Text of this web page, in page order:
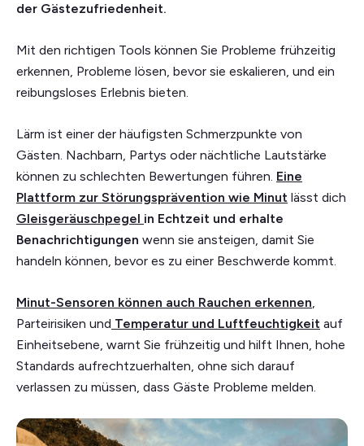
der Gästezufriedenheit.
Mit den richtigen Tools können Sie Probleme frühzeitig
erkennen, Probleme lösen, bevor sie eskalieren, und ein
reibungsloses Erlebnis bieten.
Lärm ist einer der häufigsten Schmerzpunkte von
Gästen. Nachbarn, Partys oder nächtliche Lautstärke
können zu schlechten Bewertungen führen. Eine
Plattform zur Störungsprävention wie Minut lässt dich
Gleisgeräuschpegel in Echtzeit und erhalte
Benachrichtigungen wenn sie ansteigen, damit Sie
handeln können, bevor es zu einer Beschwerde kommt.
Minut-Sensoren können auch Rauchen erkennen,
Parteirisiken und Temperatur und Luftfeuchtigkeit auf
Einheitsebene, warnt Sie frühzeitig und hilft Ihnen, hohe
Standards aufrechtzuerhalten, ohne sich darauf
verlassen zu müssen, dass Gäste Probleme melden.